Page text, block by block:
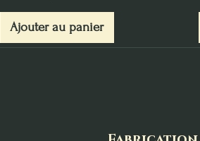
Ajouter au panier